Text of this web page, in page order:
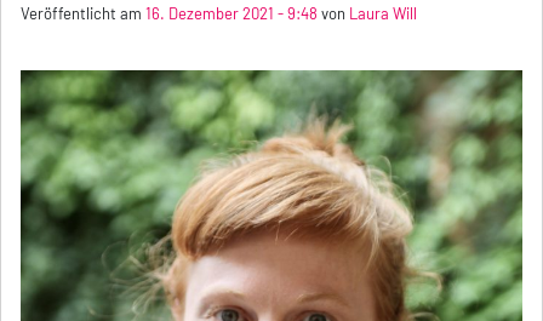
Veröffentlicht am 16. Dezember 2021 - 9:48 von Laura Will